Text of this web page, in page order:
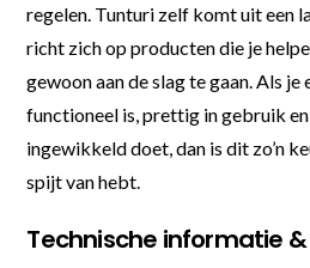
regelen. Tunturi zelf komt uit een
richt zich op producten die je
gewoon aan de slag te gaan. Als
functioneel is, prettig in gebruik
ingewikkeld doet, dan is dit zo’n
spijt van hebt.
Technische informatie